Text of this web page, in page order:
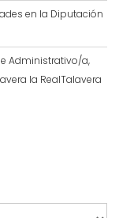
en la Diputación
Administrativo/a,
la RealTalavera